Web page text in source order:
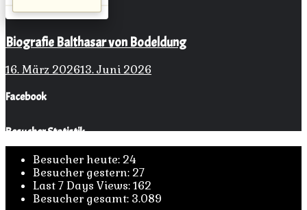
Biografie Balthasar von Bodeldung
16. März 202613. Juni 2026
Facebook
Besucher Statistik
Besucher heute:24
Besucher gestern:27
Last 7 Days Views:162
Besucher gesamt: 3.089